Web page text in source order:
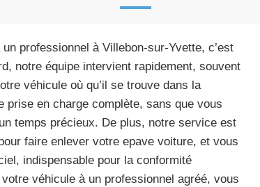
professionnel à Villebon-sur-Yvette, c’est
notre équipe intervient rapidement, souvent
véhicule où qu’il se trouve dans la
en charge complète, sans que vous
temps précieux. De plus, notre service est
faire enlever votre epave voiture, et vous
indispensable pour la conformité
véhicule à un professionnel agréé, vous